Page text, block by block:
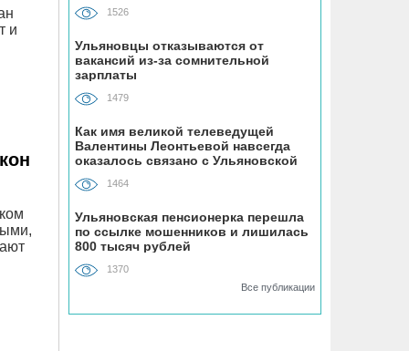
и
дали условные сроки и солидные
«мёртвыми душами»
06.08, 11:29
аномальная жара, которая отступит
после выходных
06.08, 10:58
Десяток населённых пунктов в
Радищевском районе оставили без
контроля качества питьевой воды
Ракетная опасность продержалась в
1526
Ульяновцы отказываются от
вакансий из-за сомнительной
зарплаты
1479
Как имя великой телеведущей
Валентины Леонтьевой навсегда
оказалось связано с Ульяновской
областью
1464
Ульяновская пенсионерка перешла
по ссылке мошенников и лишилась
800 тысяч рублей
1370
Все публикации